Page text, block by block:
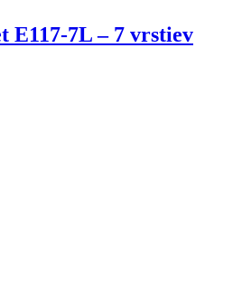
E117-7L – 7 vrstiev